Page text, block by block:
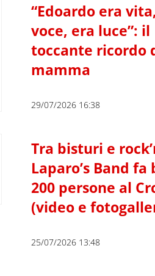
“Edoardo era
voce, era luce”: il
toccante ricordo
mamma
29/07/2026 16:38
Tra bisturi e
Laparo’s Band fa
200 persone al
(video e
25/07/2026 13:48